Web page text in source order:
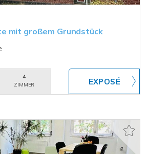
mit großem Grundstück
4
ZIMMER